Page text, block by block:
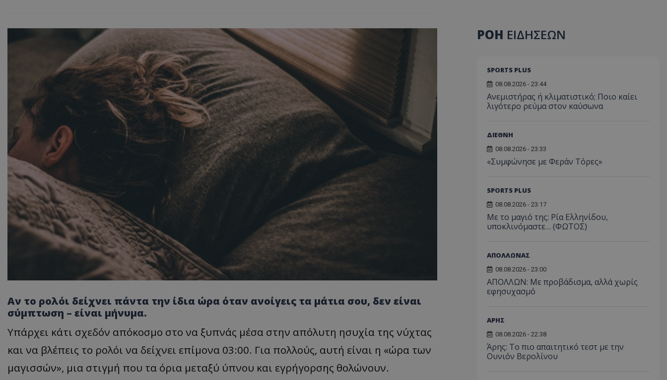
Αν το ρολόι δείχνει πάντα την ίδια ώρα όταν ανοίγεις τα μάτια σου, δεν είναι
σύμπτωση – είναι μήνυμα.
Υπάρχει κάτι σχεδόν απόκοσμο στο να ξυπνάς μέσα στην απόλυτη ησυχία της νύχτας
και να βλέπεις το ρολόι να δείχνει επίμονα 03:00. Για πολλούς, αυτή είναι η «ώρα των
μαγισσών», μια στιγμή που τα όρια μεταξύ ύπνου και εγρήγορσης θολώνουν.
ΡΟΗ ΕΙΔΗΣΕΩΝ
SPORTS PLUS
08.08.2026 - 23:44
Ανεμιστήρας ή κλιματιστικό; Ποιο καίει
λιγότερο ρεύμα στον καύσωνα
ΔΙΕΘΝΗ
08.08.2026 - 23:33
«Συμφώνησε με Φεράν Τόρες»
SPORTS PLUS
08.08.2026 - 23:17
Με το μαγιό της: Ρία Ελληνίδου,
υποκλινόμαστε… (ΦΩΤΟΣ)
ΑΠΟΛΛΩΝΑΣ
08.08.2026 - 23:00
ΑΠΟΛΛΩΝ: Με προβάδισμα, αλλά χωρίς
εφησυχασμό
ΑΡΗΣ
08.08.2026 - 22:38
Άρης: Το πιο απαιτητικό τεστ με την
Ουνιόν Βερολίνου